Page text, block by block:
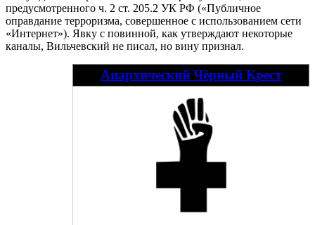
предусмотренного ч. 2 ст. 205.2 УК РФ («Публичное
оправдание терроризма, совершенное с использованием сети
«Интернет»). Явку с повинной, как утверждают некоторые
каналы, Вильчевский не писал, но вину признал.
Анархический Чёрный Крест